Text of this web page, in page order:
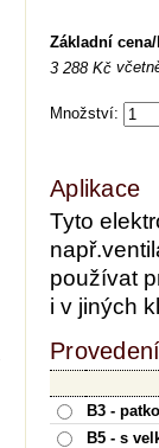
Základní
3 288 Kč
Množství:
Aplikace
Tyto
používat
i v jiných
B3 -
B5 - s